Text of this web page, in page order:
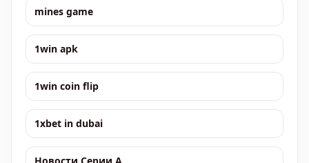
mines game
1win apk
1win coin flip
1xbet in dubai